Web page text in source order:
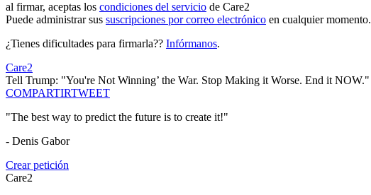
al firmar, aceptas los condiciones del servicio de Care2
Puede administrar sus suscripciones por correo electrónico en cualquier momento.
¿Tienes dificultades para firmarla?? Infórmanos.
Care2
Tell Trump: "You're Not Winning’ the War. Stop Making it Worse. End it NOW."
COMPARTIRTWEET
"The best way to predict the future is to create it!"
- Denis Gabor
Crear petición
Care2